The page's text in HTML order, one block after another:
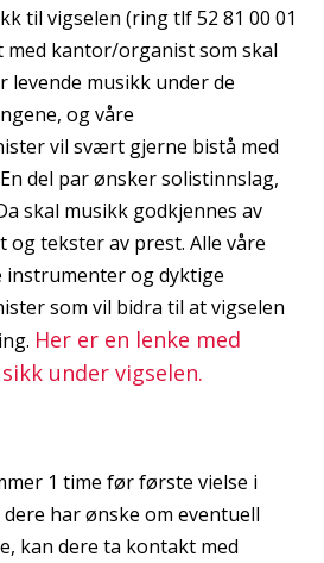
til vigselen (ring tlf 52 81 00 01
kantor/organist som skal
levende musikk under de
og våre
vil svært gjerne bistå med
del par ønsker solistinnslag,
skal musikk godkjennes av
tekster av prest. Alle våre
instrumenter og dyktige
som vil bidra til at vigselen
Her er en lenke med
under vigselen.
1 time før første vielse i
har ønske om eventuell
kan dere ta kontakt med